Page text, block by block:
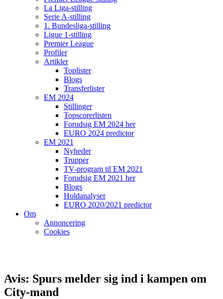
La Liga-stilling
Serie A-stilling
1. Bundesliga-stilling
Ligue 1-stilling
Premier League
Profiler
Artikler
Toplister
Blogs
Transferlister
EM 2024
Stillinger
Topscorerlisten
Forudsig EM 2024 her
EURO 2024 predictor
EM 2021
Nyheder
Trupper
TV-program til EM 2021
Forudsig EM 2021 her
Blogs
Holdanalyser
EURO 2020/2021 predictor
Om
Annoncering
Cookies
Avis: Spurs melder sig ind i kampen om
City-mand